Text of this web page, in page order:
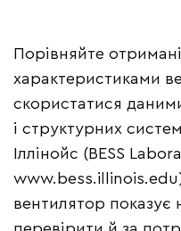
Порівняйте
характеристиками
скористатися
і структурних
Іллінойс (BESS
вентилятор показує